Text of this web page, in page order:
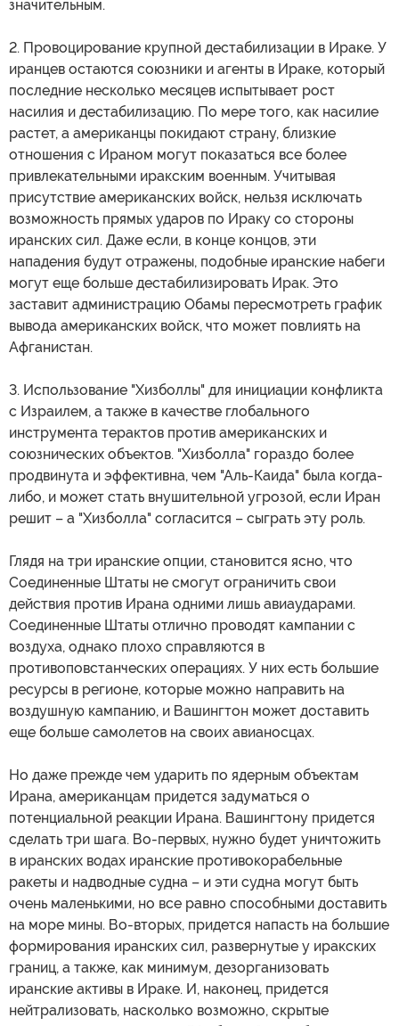
значительным.
2. Провоцирование крупной дестабилизации в Ираке. У
иранцев остаются союзники и агенты в Ираке, который
последние несколько месяцев испытывает рост
насилия и дестабилизацию. По мере того, как насилие
растет, а американцы покидают страну, близкие
отношения с Ираном могут показаться все более
привлекательными иракским военным. Учитывая
присутствие американских войск, нельзя исключать
возможность прямых ударов по Ираку со стороны
иранских сил. Даже если, в конце концов, эти
нападения будут отражены, подобные иранские набеги
могут еще больше дестабилизировать Ирак. Это
заставит администрацию Обамы пересмотреть график
вывода американских войск, что может повлиять на
Афганистан.
3. Использование "Хизболлы" для инициации конфликта
с Израилем, а также в качестве глобального
инструмента терактов против американских и
союзнических объектов. "Хизболла" гораздо более
продвинута и эффективна, чем "Аль-Каида" была когда-
либо, и может стать внушительной угрозой, если Иран
решит – а "Хизболла" согласится – сыграть эту роль.
Глядя на три иранские опции, становится ясно, что
Соединенные Штаты не смогут ограничить свои
действия против Ирана одними лишь авиаударами.
Соединенные Штаты отлично проводят кампании с
воздуха, однако плохо справляются в
противоповстанческих операциях. У них есть большие
ресурсы в регионе, которые можно направить на
воздушную кампанию, и Вашингтон может доставить
еще больше самолетов на своих авианосцах.
Но даже прежде чем ударить по ядерным объектам
Ирана, американцам придется задуматься о
потенциальной реакции Ирана. Вашингтону придется
сделать три шага. Во-первых, нужно будет уничтожить
в иранских водах иранские противокорабельные
ракеты и надводные судна – и эти судна могут быть
очень маленькими, но все равно способными доставить
на море мины. Во-вторых, придется напасть на большие
формирования иранских сил, развернутые у иракских
границ, а также, как минимум, дезорганизовать
иранские активы в Ираке. И, наконец, придется
нейтрализовать, насколько возможно, скрытые